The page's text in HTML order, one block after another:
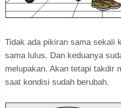
Tidak ada pikiran sama sekali
sama lulus. Dan keduanya
melupakan. Akan tetapi takdir
saat kondisi sudah berubah.